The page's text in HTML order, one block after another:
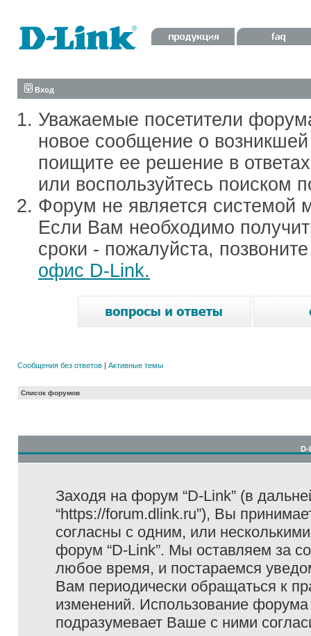
Вход
Уважаемые посетители
новое сообщение о
поищите ее решение в
или воспользуйтесь поиском
Форум не является системой
Если Вам необходимо
сроки - пожалуйста,
офис D-Link.
Сообщения без ответов | Активные темы
Список форумов
D-
Заходя на форум “D-Link” (в
“https://forum.dlink.ru”), Вы
согласны с одним, или
форум “D-Link”. Мы оставляем за
любое время, и постараемся
Вам периодически обращаться к
изменений. Использование
подразумевает Ваше с ними